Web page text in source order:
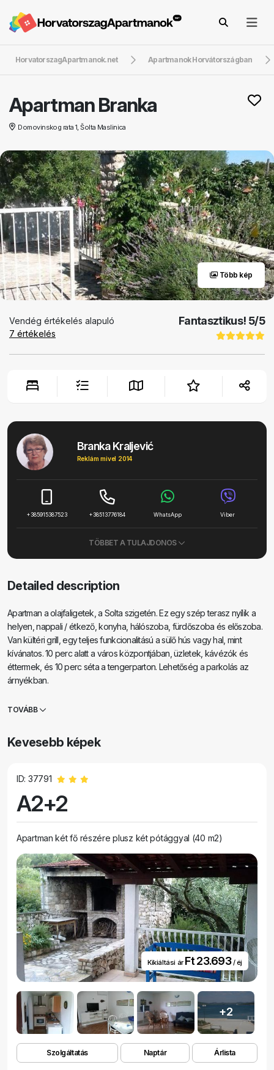
HorvatorszagApartmanok.net Apartmanok Horvátországban
Apartman Branka
Domovinskog rata 1, Šolta Maslinica
Több kép
Vendég értékelés alapuló
7 értékelés
Fantasztikus! 5/5
Branka Kraljević
Reklám mivel 2014
+385915387523 +38513776184 WhatsApp Viber
TÖBBET A TULAJDONOS
Detailed description
Apartman a olajfaligetek, a Solta szigetén. Ez egy szép terasz nyílik a
helyen, nappali / étkező, konyha, hálószoba, fürdőszoba és előszoba.
Van kültéri grill, egy teljes funkcionalitású a sülő hús vagy hal, mint
kívánatos. 10 perc alatt a város központjában, üzletek, kávézók és
éttermek, és 10 perc séta a tengerparton. Lehetőség a parkolás az
árnyékban.
TOVÁBB
Kevesebb képek
ID: 37791
A2+2
Apartman két fő részére plusz két pótággyal (40 m2)
Kikiáltási ár Ft 23.693/ éj
+2
Szolgáltatás Naptár Árlista